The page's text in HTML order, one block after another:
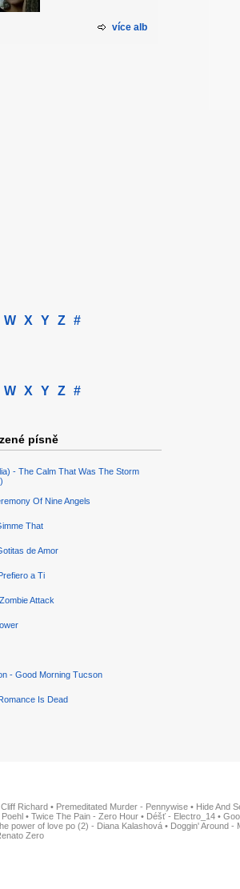
více alb
W X Y Z #
W X Y Z #
písně
- The Calm That Was The Storm
Of Nine Angels
That
de Amor
a Ti
Attack
- Good Morning Tucson
Is Dead
Richard • Premeditated Murder - Pennywise • Hide And
• Twice The Pain - Zero Hour • Déšť - Electro_14 •
power of love po (2) - Diana Kalashová • Doggin' Around -
Zero